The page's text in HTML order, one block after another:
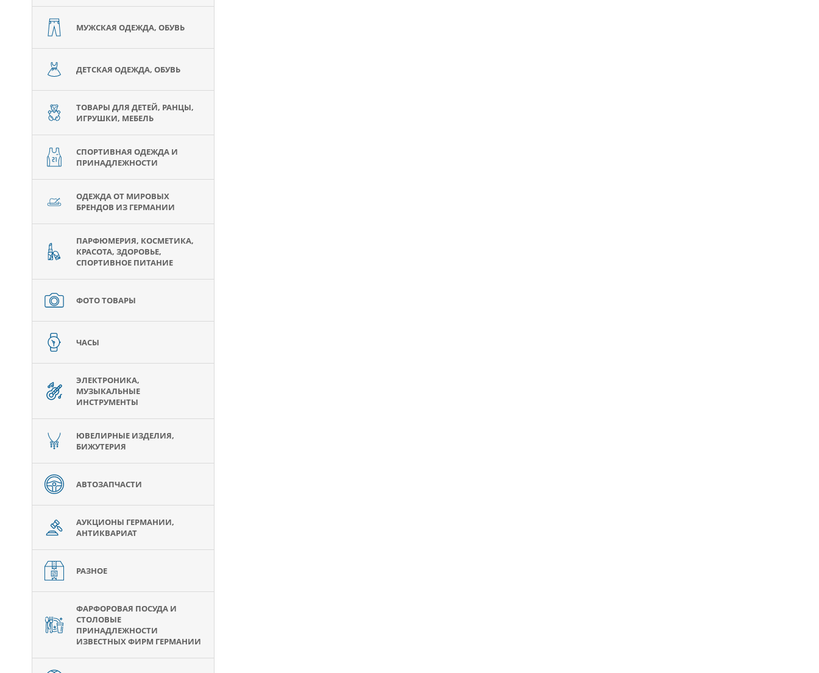
МУЖСКАЯ ОДЕЖДА, ОБУВЬ
ДЕТСКАЯ ОДЕЖДА, ОБУВЬ
ТОВАРЫ ДЛЯ ДЕТЕЙ, РАНЦЫ,
ИГРУШКИ, МЕБЕЛЬ
СПОРТИВНАЯ ОДЕЖДА И
ПРИНАДЛЕЖНОСТИ
ОДЕЖДА ОТ МИРОВЫХ
БРЕНДОВ ИЗ ГЕРМАНИИ
ПАРФЮМЕРИЯ, КОСМЕТИКА,
КРАСОТА, ЗДОРОВЬЕ,
СПОРТИВНОЕ ПИТАНИЕ
ФОТО ТОВАРЫ
ЧАСЫ
ЭЛЕКТРОНИКА,
МУЗЫКАЛЬНЫЕ
ИНСТРУМЕНТЫ
ЮВЕЛИРНЫЕ ИЗДЕЛИЯ,
БИЖУТЕРИЯ
АВТОЗАПЧАСТИ
АУКЦИОНЫ ГЕРМАНИИ,
АНТИКВАРИАТ
РАЗНОЕ
ФАРФОРОВАЯ ПОСУДА И
СТОЛОВЫЕ
ПРИНАДЛЕЖНОСТИ
ИЗВЕСТНЫХ ФИРМ ГЕРМАНИИ